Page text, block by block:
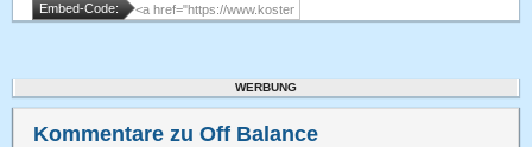
Embed-Code:
WERBUNG
Kommentare zu Off Balance